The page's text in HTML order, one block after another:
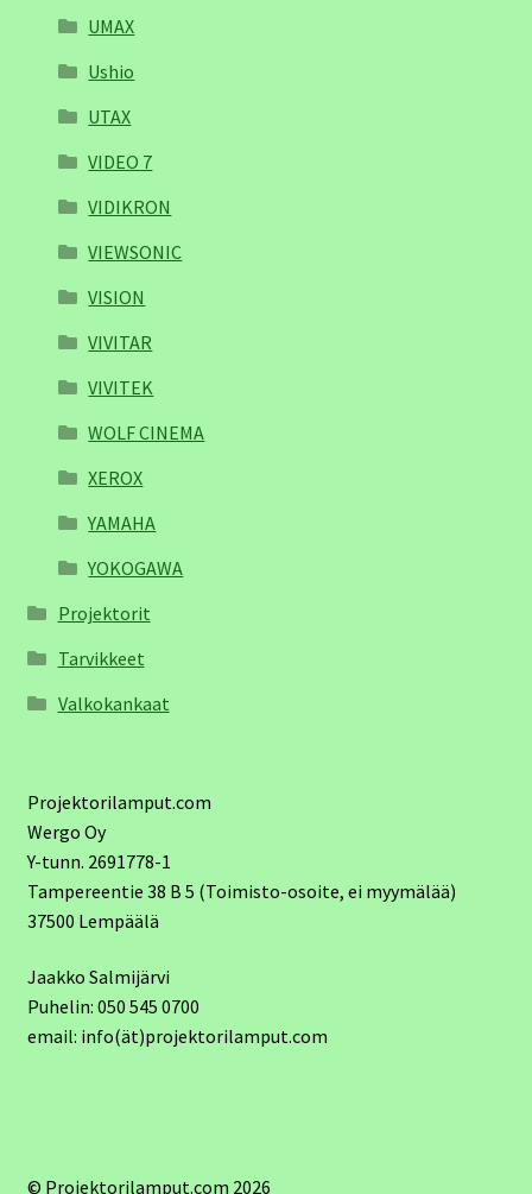
UMAX
Ushio
UTAX
VIDEO 7
VIDIKRON
VIEWSONIC
VISION
VIVITAR
VIVITEK
WOLF CINEMA
XEROX
YAMAHA
YOKOGAWA
Projektorit
Tarvikkeet
Valkokankaat
Projektorilamput.com
Wergo Oy
Y-tunn. 2691778-1
Tampereentie 38 B 5 (Toimisto-osoite, ei myymälää)
37500 Lempäälä
Jaakko Salmijärvi
Puhelin: 050 545 0700
email: info(ät)projektorilamput.com
© Projektorilamput.com 2026